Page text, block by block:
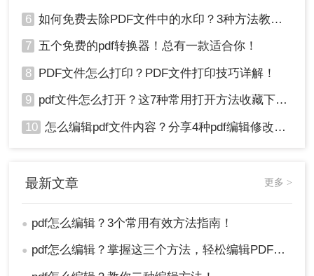
6 如何免费去除PDF文件中的水印？3种方法教你快速去水印！
7 五个免费的pdf转换器！总有一款适合你！
8 PDF文件怎么打印？PDF文件打印技巧详解！
9 pdf文件怎么打开？这7种常用打开方法收藏下来！
10 怎么编辑pdf文件内容？分享4种pdf编辑修改方法！
最新文章 更多 >
● pdf怎么编辑？3个常用有效方法指南！
● pdf怎么编辑？掌握这三个方法，轻松编辑PDF文件！